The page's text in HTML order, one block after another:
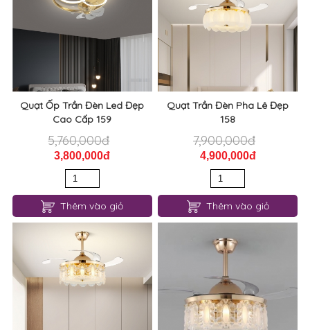
Quạt Ốp Trần Đèn Led Đẹp
Cao Cấp 159
5,760,000đ
3,800,000đ
Thêm vào giỏ
Quạt Trần Đèn Pha Lê Đẹp
158
7,900,000đ
4,900,000đ
Thêm vào giỏ